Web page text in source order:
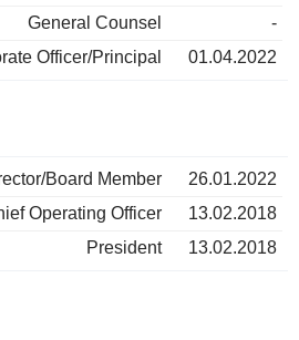
General Counsel
-
Officer/Principal
01.04.2022
Board Member
26.01.2022
Operating Officer
13.02.2018
President
13.02.2018